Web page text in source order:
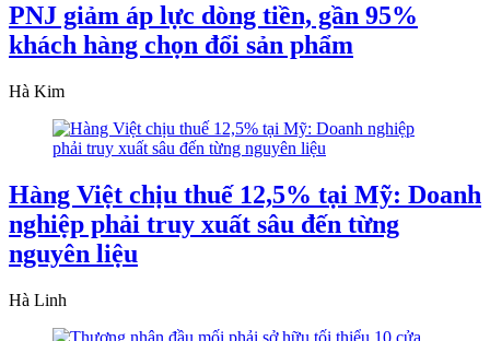
PNJ giảm áp lực dòng tiền, gần 95%
khách hàng chọn đổi sản phẩm
Hà Kim
Hàng Việt chịu thuế 12,5% tại Mỹ: Doanh
nghiệp phải truy xuất sâu đến từng
nguyên liệu
Hà Linh